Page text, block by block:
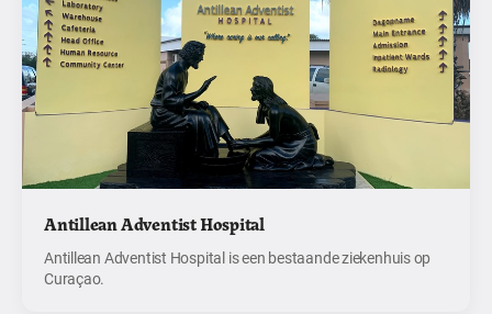
Antillean Adventist Hospital
Antillean Adventist Hospital is een bestaande ziekenhuis op
Curaçao.